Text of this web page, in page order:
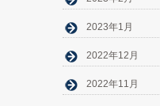
2023年1月
2022年12月
2022年11月